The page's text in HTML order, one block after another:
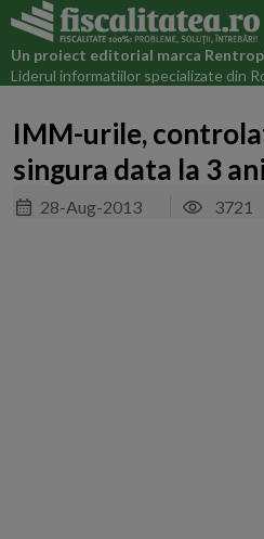
Un proiect editorial marca
Liderul informatiilor specializate din
IMM-urile,
singura data la 3 ani
28-Aug-2013 3721